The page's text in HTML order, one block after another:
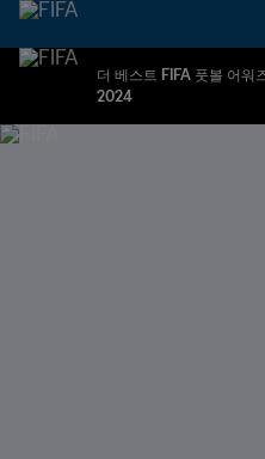
더 베스트 FIFA 풋볼 어워
2024